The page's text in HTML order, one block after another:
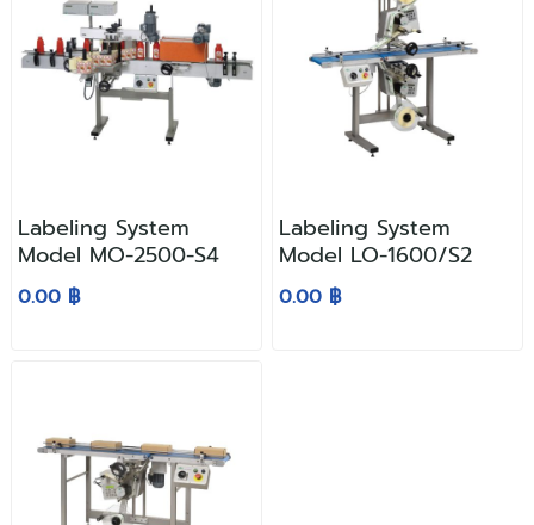
Labeling System
Model MO-2500-S4
0.00 ฿
Labeling System
Model LO-1600/S2
0.00 ฿